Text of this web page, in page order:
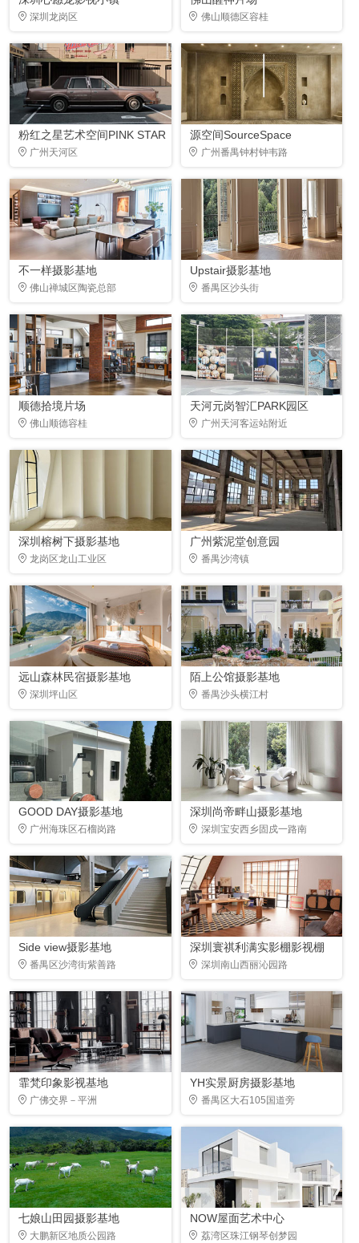
深圳龙岗区 佛山顺德区容桂
粉红之星艺术空间PINK STAR
广州天河区
源空间SourceSpace
广州番禺钟村钟韦路
不一样摄影基地
佛山禅城区陶瓷总部
Upstair摄影基地
番禺区沙头街
顺德拾境片场
佛山顺德容桂
天河元岗智汇PARK园区
广州天河客运站附近
深圳榕树下摄影基地
龙岗区龙山工业区
广州紫泥堂创意园
番禺沙湾镇
远山森林民宿摄影基地
深圳坪山区
陌上公馆摄影基地
番禺沙头横江村
GOOD DAY摄影基地
广州海珠区石榴岗路
深圳尚帝畔山摄影基地
深圳宝安西乡固戍一路南
Side view摄影基地
番禺区沙湾街紫善路
深圳寰祺利满实影棚影视棚
深圳南山西丽沁园路
霏梵印象影视基地
广佛交界－平洲
YH实景厨房摄影基地
番禺区大石105国道旁
七娘山田园摄影基地
大鹏新区地质公园路
NOW屋面艺术中心
荔湾区珠江钢琴创梦园